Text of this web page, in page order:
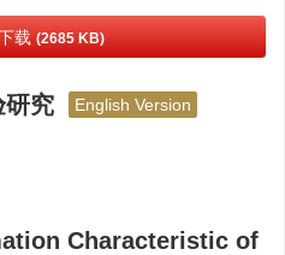
载 (2685 KB)
研究 English Version
Characteristic of